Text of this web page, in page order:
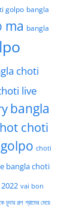
golpo bangla
ma bangla
choti
live
bangla
choti
choti
bangla choti
vai bon
চুদার গল্প গ্রামের মেয়ে